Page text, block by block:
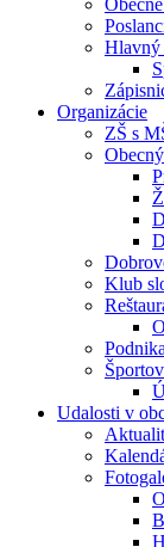
Hlavný
Organizácie
ZŠ s
Klub
Udalosti v